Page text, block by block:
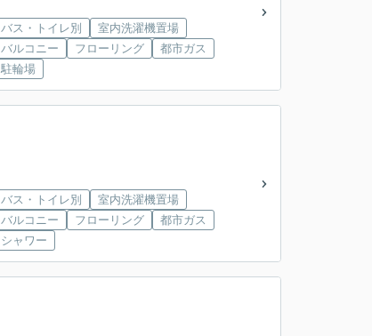
バス・トイレ別
室内洗濯機置場
バルコニー
フローリング
都市ガス
駐輪場
バス・トイレ別
室内洗濯機置場
バルコニー
フローリング
都市ガス
シャワー